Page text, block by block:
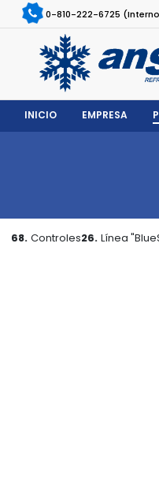
0-810-222-6725
INICIO EMPRESA
68. Controles26. Línea